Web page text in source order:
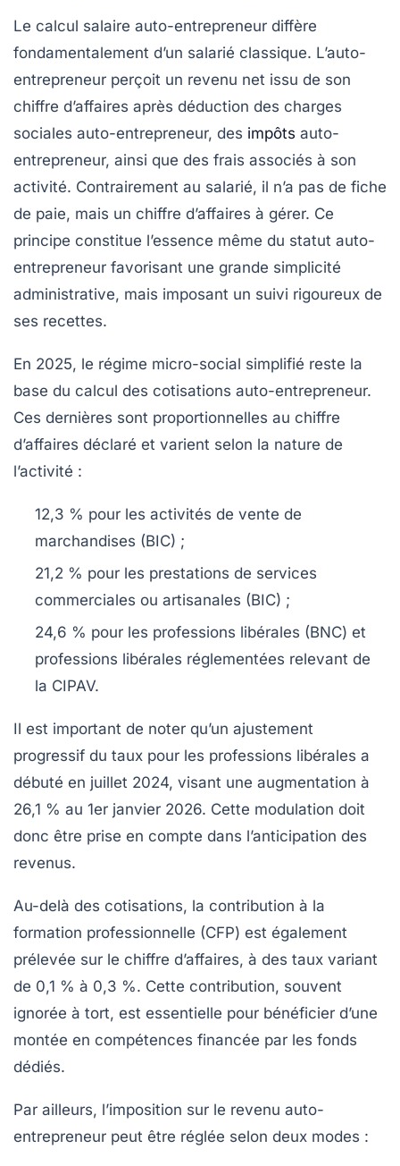
Le calcul salaire auto-entrepreneur diffère
fondamentalement d’un salarié classique. L’auto-
entrepreneur perçoit un revenu net issu de son
chiffre d’affaires après déduction des charges
sociales auto-entrepreneur, des impôts auto-
entrepreneur, ainsi que des frais associés à son
activité. Contrairement au salarié, il n’a pas de fiche
de paie, mais un chiffre d’affaires à gérer. Ce
principe constitue l’essence même du statut auto-
entrepreneur favorisant une grande simplicité
administrative, mais imposant un suivi rigoureux de
ses recettes.
En 2025, le régime micro-social simplifié reste la
base du calcul des cotisations auto-entrepreneur.
Ces dernières sont proportionnelles au chiffre
d’affaires déclaré et varient selon la nature de
l’activité :
12,3 % pour les activités de vente de
marchandises (BIC) ;
21,2 % pour les prestations de services
commerciales ou artisanales (BIC) ;
24,6 % pour les professions libérales (BNC) et
professions libérales réglementées relevant de
la CIPAV.
Il est important de noter qu’un ajustement
progressif du taux pour les professions libérales a
débuté en juillet 2024, visant une augmentation à
26,1 % au 1er janvier 2026. Cette modulation doit
donc être prise en compte dans l’anticipation des
revenus.
Au-delà des cotisations, la contribution à la
formation professionnelle (CFP) est également
prélevée sur le chiffre d’affaires, à des taux variant
de 0,1 % à 0,3 %. Cette contribution, souvent
ignorée à tort, est essentielle pour bénéficier d’une
montée en compétences financée par les fonds
dédiés.
Par ailleurs, l’imposition sur le revenu auto-
entrepreneur peut être réglée selon deux modes :